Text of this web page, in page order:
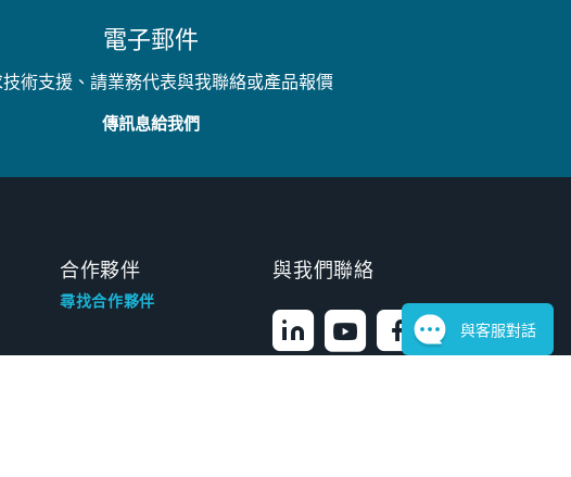
電子郵件
術支援、請業務代表與我聯絡或產品報價
傳訊息給我們
合作夥伴
尋找合作夥伴
與我們聯絡
與客服對話